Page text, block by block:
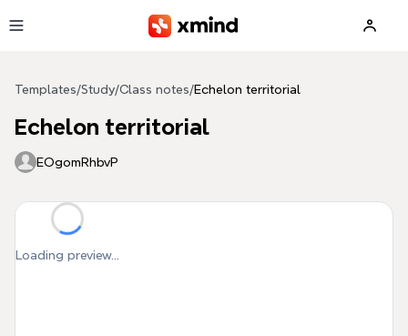
Templates/Study/Class notes/Echelon territorial
Echelon territorial
EOgomRhbvP
Loading preview...